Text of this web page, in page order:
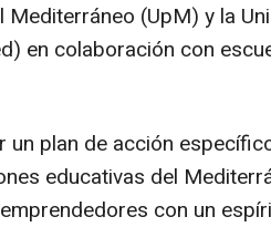
Mediterráneo (UpM) y la
en colaboración con
un plan de acción
educativas del
con un